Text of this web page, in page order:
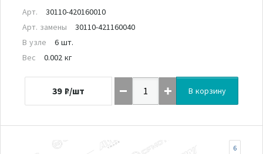
Арт.
30110-420160010
Арт. замены
30110-421160040
В узле
6 шт.
Вес
0.002 кг
39 ₽/шт В корзину
6